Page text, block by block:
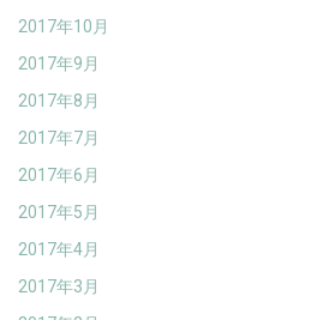
2017年10月
2017年9月
2017年8月
2017年7月
2017年6月
2017年5月
2017年4月
2017年3月